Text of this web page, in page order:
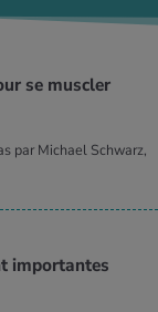
se mus­cler
par Michael Schwarz,
impor­tantes